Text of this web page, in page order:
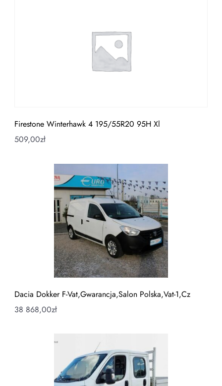
Firestone Winterhawk 4 195/55R20 95H Xl
509,00zł
Dacia Dokker F-Vat,Gwarancja,Salon Polska,Vat-1,Cz
38 868,00zł